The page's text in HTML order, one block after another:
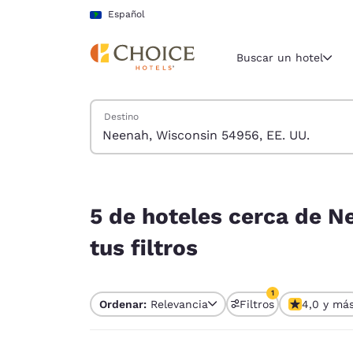
Pasar A Contenido Principal
Español
Región y
América
América
América
Português
Buscar un hotel
Buscar hoteles
Destino
5 de hoteles cerca de
tus filtros
Ordenar: Relevancia Filtros
1
1 filtro
4,0 y